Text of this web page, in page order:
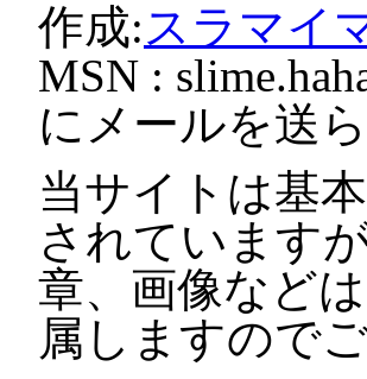
作成:スラマイ
MSN :
にメールを送
当サイトは基
されています
章、画像など
属しますので